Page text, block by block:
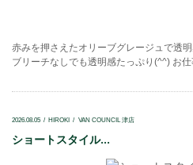
赤みを押さえたオリーブグレージュで透
ブリーチなしでも透明感たっぷり(^^) お
2026.08.05 HIROKI VAN COUNCIL 津店
ショートスタイル...